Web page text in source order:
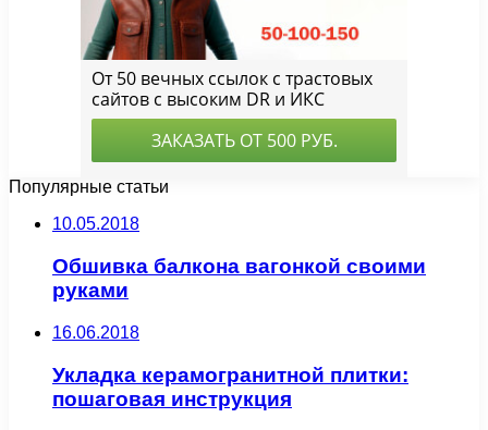
Популярные статьи
10.05.2018
Обшивка балкона вагонкой своими
руками
16.06.2018
Укладка керамогранитной плитки:
пошаговая инструкция